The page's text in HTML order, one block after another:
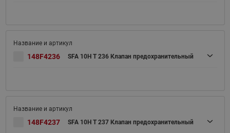
148F4236 SFA 10H T 236 Клапан предохранительный
148F4237 SFA 10H T 237 Клапан предохранительный